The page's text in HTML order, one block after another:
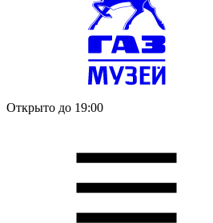
Открыто до 19:00